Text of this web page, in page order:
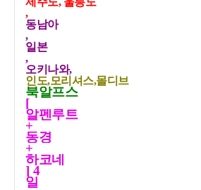
,
동남아
,
일본
,
오키나와,
인도,모리셔스,몰디브
북알프스
[
알펜루트
+
동경
+
하코네
] 4
일